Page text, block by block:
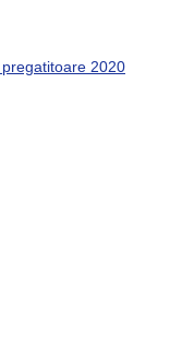
2020